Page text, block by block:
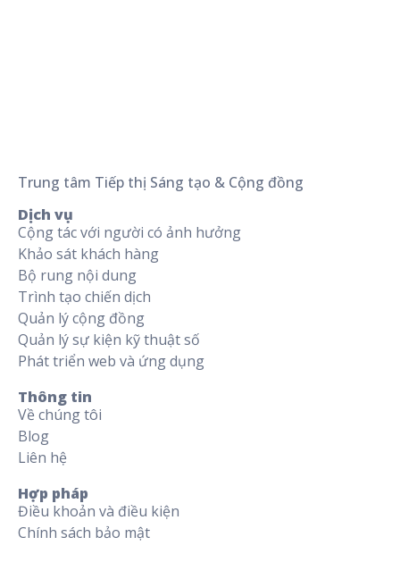
Trung tâm Tiếp thị Sáng tạo & Cộng đồng
Dịch vụ
Cộng tác với người có ảnh hưởng
Khảo sát khách hàng
Bộ rung nội dung
Trình tạo chiến dịch
Quản lý cộng đồng
Quản lý sự kiện kỹ thuật số
Phát triển web và ứng dụng
Thông tin
Về chúng tôi
Blog
Liên hệ
Hợp pháp
Điều khoản và điều kiện
Chính sách bảo mật